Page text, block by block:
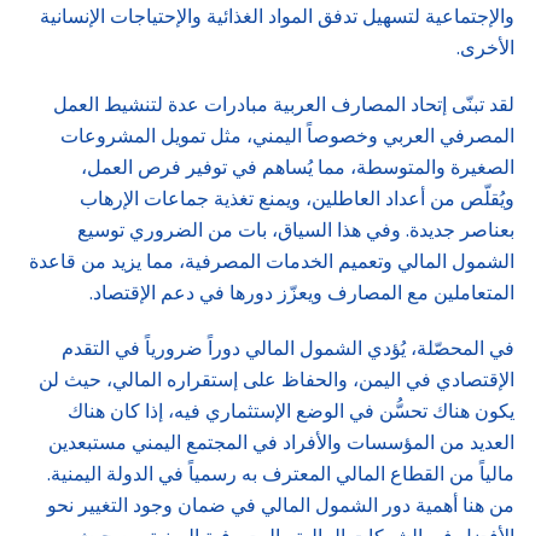
والإجتماعية لتسهيل تدفق المواد الغذائية والإحتياجات الإنسانية
الأخرى.
لقد تبنّى إتحاد المصارف العربية مبادرات عدة لتنشيط العمل
المصرفي العربي وخصوصاً اليمني، مثل تمويل المشروعات
الصغيرة والمتوسطة، مما يُساهم في توفير فرص العمل،
ويُقلّص من أعداد العاطلين، ويمنع تغذية جماعات الإرهاب
بعناصر جديدة. وفي هذا السياق، بات من الضروري توسيع
الشمول المالي وتعميم الخدمات المصرفية، مما يزيد من قاعدة
المتعاملين مع المصارف ويعزّز دورها في دعم الإقتصاد.
في المحصّلة، يُؤدي الشمول المالي دوراً ضرورياً في التقدم
الإقتصادي في اليمن، والحفاظ على إستقراره المالي، حيث لن
يكون هناك تحسُّن في الوضع الإستثماري فيه، إذا كان هناك
العديد من المؤسسات والأفراد في المجتمع اليمني مستبعدين
مالياً من القطاع المالي المعترف به رسمياً في الدولة اليمنية.
من هنا أهمية دور الشمول المالي في ضمان وجود التغيير نحو